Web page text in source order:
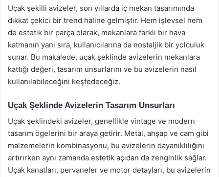
Uçak şekilli avizeler, son yıllarda iç mekan tasarımında
dikkat çekici bir trend haline gelmiştir. Hem işlevsel hem
de estetik bir parça olarak, mekanlara farklı bir hava
katmanın yanı sıra, kullanıcılarına da nostaljik bir yolculuk
sunar. Bu makalede, uçak şeklinde avizelerin mekanlara
kattığı değeri, tasarım unsurlarını ve bu avizelerin nasıl
kullanılabileceğini keşfedeceğiz.
Uçak Şeklinde Avizelerin Tasarım Unsurları
Uçak şeklindeki avizeler, genellikle vintage ve modern
tasarım ögelerini bir araya getirir. Metal, ahşap ve cam gibi
malzemelerin kombinasyonu, bu avizelerin dayanıklılığını
artırırken aynı zamanda estetik açıdan da zenginlik sağlar.
Uçak kanatları, pervaneler ve motor detayları, bu avizelerin